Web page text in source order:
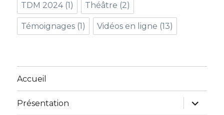
TDM 2024(1) Théâtre (2)
Témoignages (1) Vidéos en ligne (13)
Accueil
Présentation
ouvrir
le